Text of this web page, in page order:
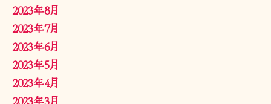
2023年8月
2023年7月
2023年6月
2023年5月
2023年4月
2023年3月